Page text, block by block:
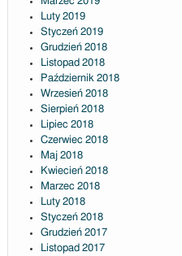
Luty 2019
Styczeń 2019
Grudzień 2018
Listopad 2018
Październik 2018
Wrzesień 2018
Sierpień 2018
Lipiec 2018
Czerwiec 2018
Maj 2018
Kwiecień 2018
Marzec 2018
Luty 2018
Styczeń 2018
Grudzień 2017
Listopad 2017